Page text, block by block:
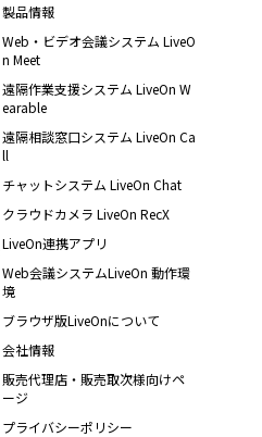
製品情報
Web・ビデオ会議システム LiveO
n Meet
遠隔作業支援システム LiveOn W
earable
遠隔相談窓口システム LiveOn Ca
ll
チャットシステム LiveOn Chat
クラウドカメラ LiveOn RecX
LiveOn連携アプリ
Web会議システムLiveOn 動作環
境
ブラウザ版LiveOnについて
会社情報
販売代理店・販売取次様向けペ
ージ
プライバシーポリシー